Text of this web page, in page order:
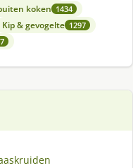
koken 1434
Kip & gevogelte 1297